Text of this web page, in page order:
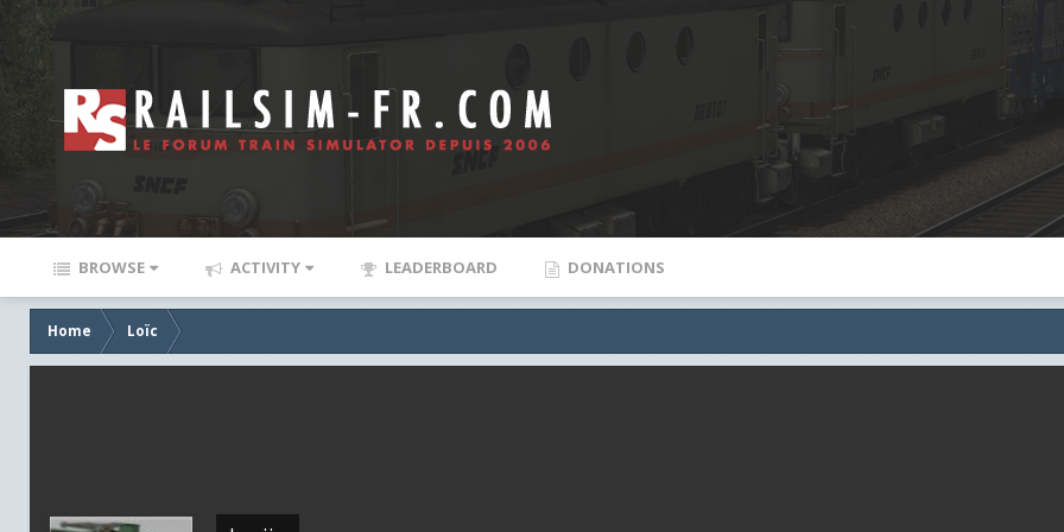
BROWSE ACTIVITY LEADERBOARD DONATIONS
Home Loïc